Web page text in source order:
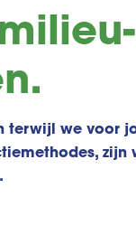
terwijl we voor
zijn